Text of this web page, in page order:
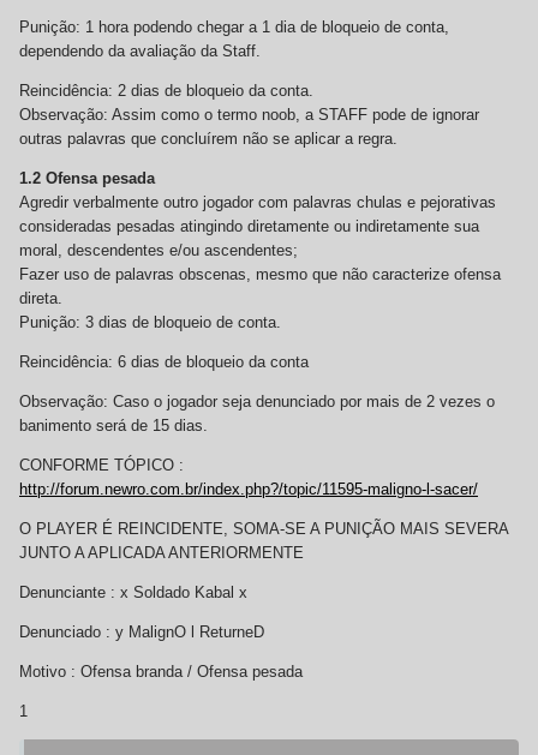
Punição: 1 hora podendo chegar a 1 dia de bloqueio de conta,
dependendo da avaliação da Staff.
Reincidência: 2 dias de bloqueio da conta.
Observação: Assim como o termo noob, a STAFF pode de ignorar
outras palavras que concluírem não se aplicar a regra.
1.2 Ofensa pesada
Agredir verbalmente outro jogador com palavras chulas e pejorativas
consideradas pesadas atingindo diretamente ou indiretamente sua
moral, descendentes e/ou ascendentes;
Fazer uso de palavras obscenas, mesmo que não caracterize ofensa
direta.
Punição: 3 dias de bloqueio de conta.
Reincidência: 6 dias de bloqueio da conta
Observação: Caso o jogador seja denunciado por mais de 2 vezes o
banimento será de 15 dias.
CONFORME TÓPICO :
http://forum.newro.com.br/index.php?/topic/11595-maligno-l-sacer/
O PLAYER É REINCIDENTE, SOMA-SE A PUNIÇÃO MAIS SEVERA
JUNTO A APLICADA ANTERIORMENTE
Denunciante : x Soldado Kabal x
Denunciado : y MalignO l ReturneD
Motivo : Ofensa branda / Ofensa pesada
1